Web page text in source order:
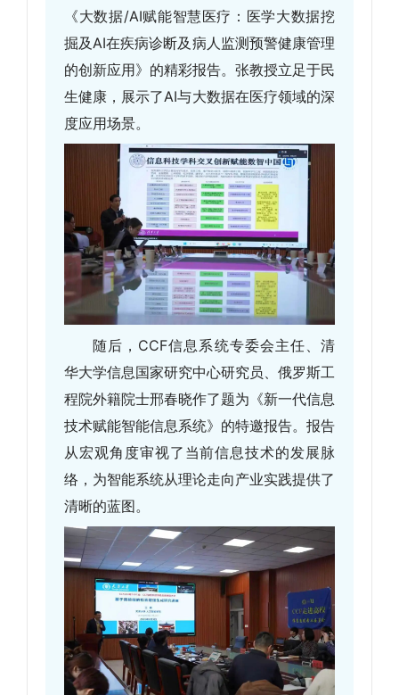
《大数据/AI赋能智慧医疗：医学大数据挖
掘及AI在疾病诊断及病人监测预警健康管理
的创新应用》的精彩报告。张教授立足于民
生健康，展示了AI与大数据在医疗领域的深
度应用场景。
随后，CCF信息系统专委会主任、清
华大学信息国家研究中心研究员、俄罗斯工
程院外籍院士邢春晓作了题为《新一代信息
技术赋能智能信息系统》的特邀报告。报告
从宏观角度审视了当前信息技术的发展脉
络，为智能系统从理论走向产业实践提供了
清晰的蓝图。